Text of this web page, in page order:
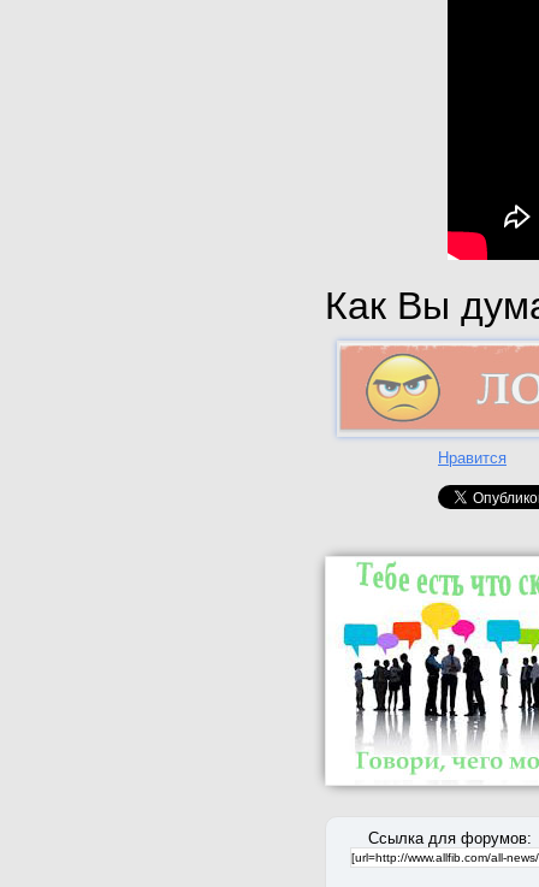
Как Вы
Нравится
Ссылка для форумов: